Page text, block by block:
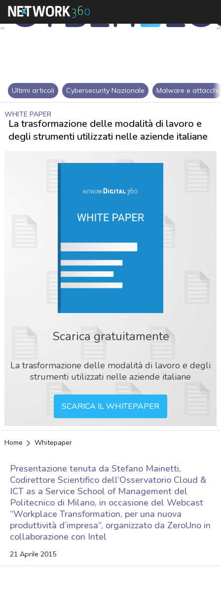
Ultimi articoli Cybersecurity Nazionale Malware e attacchi
WHITE PAPER
La trasformazione delle modalità di lavoro e
degli strumenti utilizzati nelle aziende italiane
Scarica gratuitamente
La trasformazione delle modalità di lavoro e degli
strumenti utilizzati nelle aziende italiane
SCARICA IL WHITEPAPER
Home Whitepaper
Presentazione tenuta da Stefano Mainetti,
Codirettore Scientifico dell’Osservatorio Cloud &
ICT as a Service School of Management del
Politecnico di Milano, in occasione del Webcast
“Workplace Transformation, per una nuova
produttività d’impresa”, organizzato da ZeroUno in
collaborazione con Intel
21 Aprile 2015